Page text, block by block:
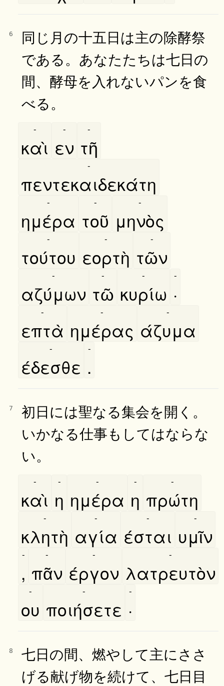
6
同じ月の十五日は主の除酵祭
である。あなたたちは七日の
間、酵母を入れないパンを食
べる。
καὶ
-
εν
-
τῆ
-
πεντεκαιδεκάτη
-
ημέρα
-
τοῦ
-
μηνὸς
-
τούτου
-
εορτὴ
-
τῶν
-
αζύμων
-
τῶ
-
κυρίω
-
·
-
επτὰ
-
ημέρας
-
άζυμα
-
έδεσθε
-
.
-
7
初日には聖なる集会を開く。
いかなる仕事もしてはならな
い。
καὶ
-
η
-
ημέρα
-
η
-
πρώτη
-
κλητὴ
-
αγία
-
έσται
-
υμῖν
-
,
-
πᾶν
-
έργον
-
λατρευτὸν
-
ου
-
ποιήσετε
-
·
-
8
七日の間、燃やして主にささ
げる献げ物を続けて、七日目